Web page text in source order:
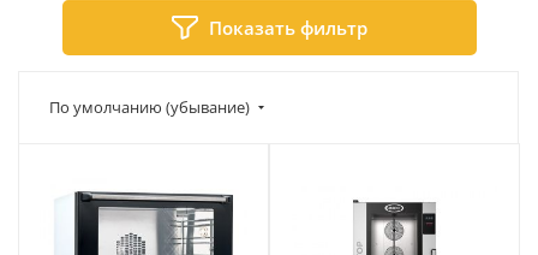
Показать фильтр
По умолчанию (убывание)